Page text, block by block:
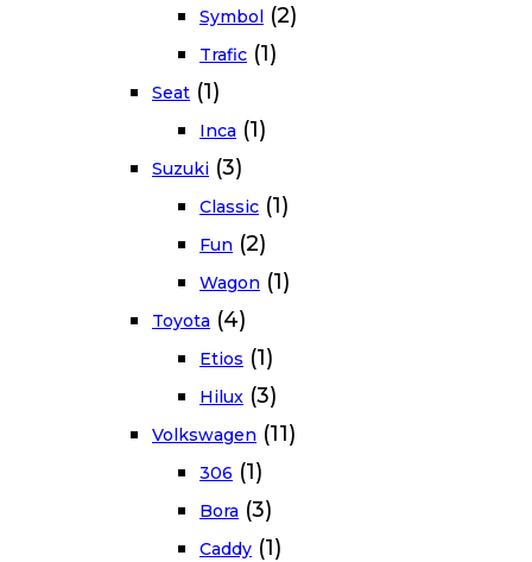
Symbol (2)
Trafic (1)
Seat (1)
Inca (1)
Suzuki (3)
Classic (1)
Fun (2)
Wagon (1)
Toyota (4)
Etios (1)
Hilux (3)
Volkswagen (11)
306 (1)
Bora (3)
Caddy (1)